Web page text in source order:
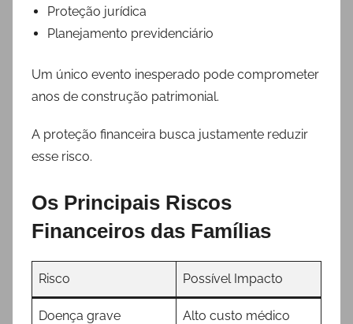
Proteção jurídica
Planejamento previdenciário
Um único evento inesperado pode comprometer
anos de construção patrimonial.
A proteção financeira busca justamente reduzir
esse risco.
Os Principais Riscos
Financeiros das Famílias
Risco Possível Impacto
Doença grave Alto custo médico